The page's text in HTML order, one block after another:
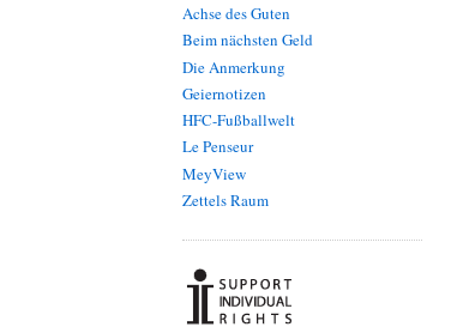
Achse des Guten
Beim nächsten Geld
Die Anmerkung
Geiernotizen
HFC-Fußballwelt
Le Penseur
MeyView
Zettels Raum